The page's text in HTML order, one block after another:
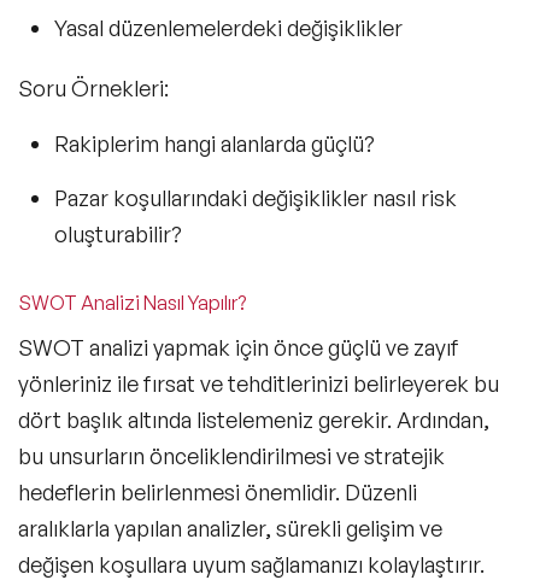
Yasal düzenlemelerdeki değişiklikler
Soru Örnekleri:
Rakiplerim hangi alanlarda güçlü?
Pazar koşullarındaki değişiklikler nasıl risk
oluşturabilir?
SWOT Analizi Nasıl Yapılır?
SWOT analizi yapmak için önce güçlü ve zayıf
yönleriniz ile fırsat ve tehditlerinizi belirleyerek bu
dört başlık altında listelemeniz gerekir. Ardından,
bu unsurların önceliklendirilmesi ve stratejik
hedeflerin belirlenmesi önemlidir. Düzenli
aralıklarla yapılan analizler, sürekli gelişim ve
değişen koşullara uyum sağlamanızı kolaylaştırır.